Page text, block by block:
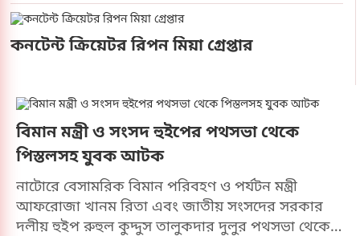
কনটেন্ট ক্রিয়েটর রিপন মিয়া গ্রেপ্তার
বিমান মন্ত্রী ও সংসদ হুইপের পথসভা থেকে
পিস্তলসহ যুবক আটক
নাটোরে বেসামরিক বিমান পরিবহণ ও পর্যটন মন্ত্রী
আফরোজা খানম রিতা এবং জাতীয় সংসদের সরকার
দলীয় হুইপ রুহুল কুদ্দুস তালুকদার দুলুর পথসভা থেকে